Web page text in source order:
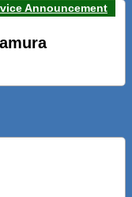
E LIVECHAT.
Announcement